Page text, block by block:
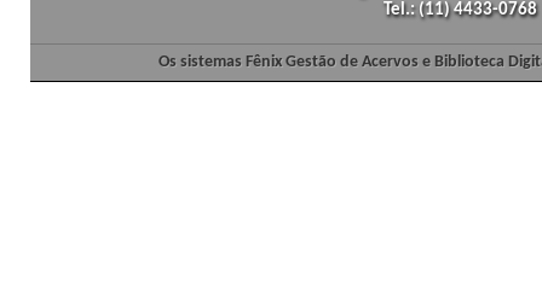
Tel.: (11) 4433-
Os sistemas Fênix Gestão de Acervos e Biblioteca